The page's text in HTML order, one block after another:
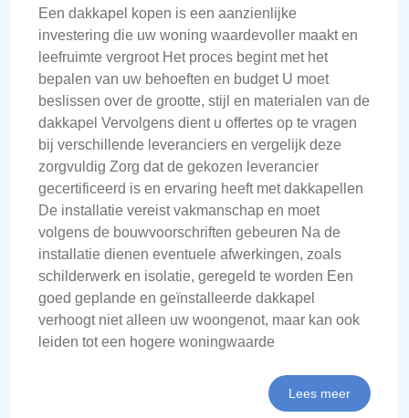
Een dakkapel kopen is een aanzienlijke
investering die uw woning waardevoller maakt en
leefruimte vergroot Het proces begint met het
bepalen van uw behoeften en budget U moet
beslissen over de grootte, stijl en materialen van de
dakkapel Vervolgens dient u offertes op te vragen
bij verschillende leveranciers en vergelijk deze
zorgvuldig Zorg dat de gekozen leverancier
gecertificeerd is en ervaring heeft met dakkapellen
De installatie vereist vakmanschap en moet
volgens de bouwvoorschriften gebeuren Na de
installatie dienen eventuele afwerkingen, zoals
schilderwerk en isolatie, geregeld te worden Een
goed geplande en geïnstalleerde dakkapel
verhoogt niet alleen uw woongenot, maar kan ook
leiden tot een hogere woningwaarde
Lees meer